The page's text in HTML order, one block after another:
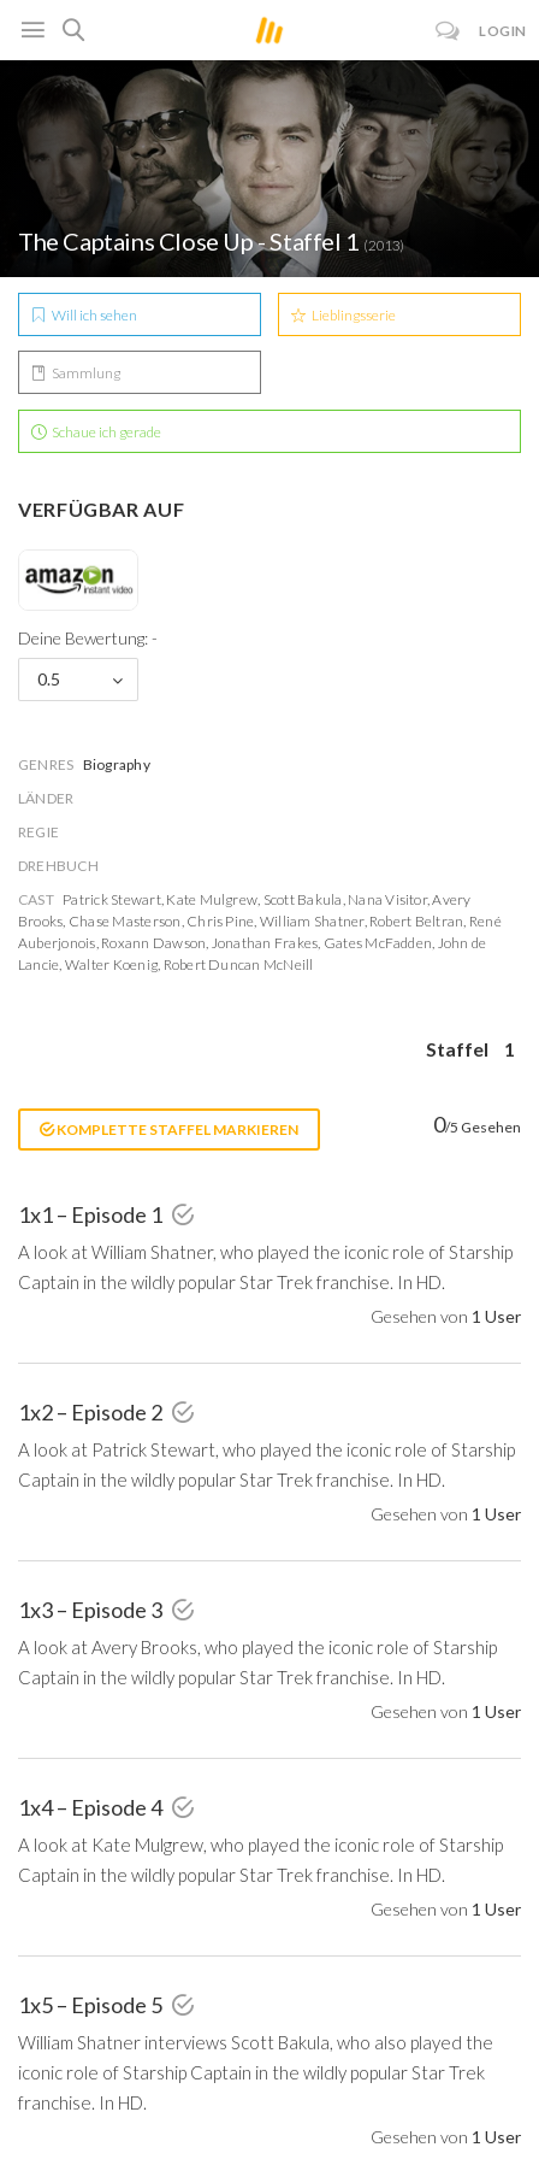
LOGIN
The Captains Close Up - Staffel 1(2013)
Will ich sehen Lieblingsserie
Sammlung
Schaue ich gerade
VERFÜGBAR AUF
Deine Bewertung: -
0.5
GENRES Biography
LÄNDER
REGIE
DREHBUCH
CAST Patrick Stewart, Kate Mulgrew, Scott Bakula, Nana Visitor,Avery
Brooks, Chase Masterson, Chris Pine, William Shatner, Robert Beltran, René
Auberjonois, Roxann Dawson, Jonathan Frakes, Gates McFadden, John de
Lancie, Walter Koenig, Robert Duncan McNeill
Staffel 1
KOMPLETTE STAFFEL MARKIEREN 0/5 Gesehen
1x1 – Episode 1
A look at William Shatner, who played the iconic role of Starship
Captain in the wildly popular Star Trek franchise. In HD.
Gesehen von 1 User
1x2 – Episode 2
A look at Patrick Stewart, who played the iconic role of Starship
Captain in the wildly popular Star Trek franchise. In HD.
Gesehen von 1 User
1x3 – Episode 3
A look at Avery Brooks, who played the iconic role of Starship
Captain in the wildly popular Star Trek franchise. In HD.
Gesehen von 1 User
1x4 – Episode 4
A look at Kate Mulgrew, who played the iconic role of Starship
Captain in the wildly popular Star Trek franchise. In HD.
Gesehen von 1 User
1x5 – Episode 5
William Shatner interviews Scott Bakula, who also played the
iconic role of Starship Captain in the wildly popular Star Trek
franchise. In HD.
Gesehen von 1 User